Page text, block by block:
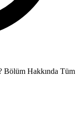
Bölüm Hakkında Tüm